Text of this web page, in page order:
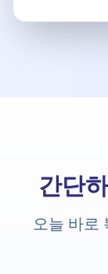
간단
오늘 바로